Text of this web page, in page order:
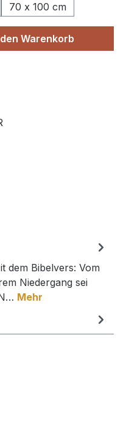
70 x 100 cm
Warenkorb
dem Bibelvers: Vom
Niedergang sei
Mehr